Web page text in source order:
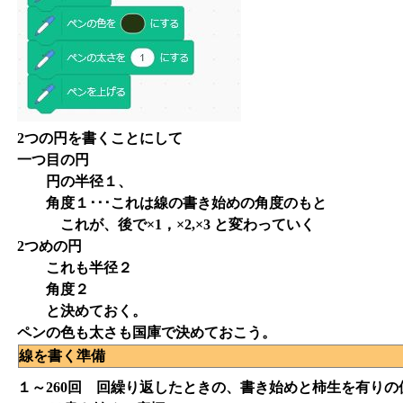
2つの円を書くことにして
一つ目の円
円の半径１、
角度１･･･これは線の書き始めの角度のもと
これが、後で×1，×2,×3 と変わっていく
2つめの円
これも半径２
角度２
と決めておく。
ペンの色も太さも国庫で決めておこう。
線を書く準備
１～260回 回繰り返したときの、書き始めと柿生を有りの